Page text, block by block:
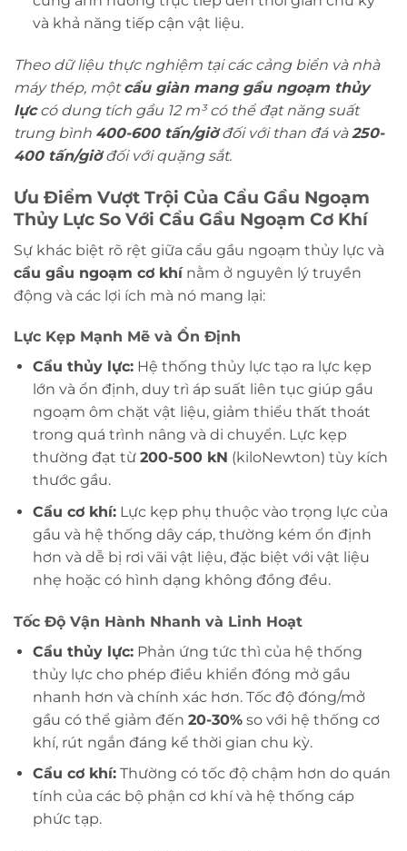
và khả năng tiếp cận vật liệu.
Theo dữ liệu thực nghiệm tại các cảng biển và nhà
máy thép, mộtcẩu giàn mang gầu ngoạm thủy
lựccó dung tích gầu 12 m³ có thể đạt năng suất
trung bình 400-600 tấn/giờđối với than đá và250-
400 tấn/giờđối với quặng sắt.
Ưu Điểm Vượt Trội Của Cẩu Gầu Ngoạm
Thủy Lực So Với Cẩu Gầu Ngoạm Cơ Khí
Sự khác biệt rõ rệt giữa cẩu gầu ngoạm thủy lực và
cẩu gầu ngoạm cơ khínằm ở nguyên lý truyền
động và các lợi ích mà nó mang lại:
Lực Kẹp Mạnh Mẽ và Ổn Định
Cẩu thủy lực:Hệ thống thủy lực tạo ra lực kẹp
lớn và ổn định, duy trì áp suất liên tục giúp gầu
ngoạm ôm chặt vật liệu, giảm thiểu thất thoát
trong quá trình nâng và di chuyển. Lực kẹp
thường đạt từ 200-500 kN (kiloNewton) tùy kích
thước gầu.
Cẩu cơ khí:Lực kẹp phụ thuộc vào trọng lực của
gầu và hệ thống dây cáp, thường kém ổn định
hơn và dễ bị rơi vãi vật liệu, đặc biệt với vật liệu
nhẹ hoặc có hình dạng không đồng đều.
Tốc Độ Vận Hành Nhanh và Linh Hoạt
Cẩu thủy lực:Phản ứng tức thì của hệ thống
thủy lực cho phép điều khiển đóng mở gầu
nhanh hơn và chính xác hơn. Tốc độ đóng/mở
gầu có thể giảm đến 20-30%so với hệ thống cơ
khí, rút ngắn đáng kể thời gian chu kỳ.
Cẩu cơ khí:Thường có tốc độ chậm hơn do quán
tính của các bộ phận cơ khí và hệ thống cáp
phức tạp.